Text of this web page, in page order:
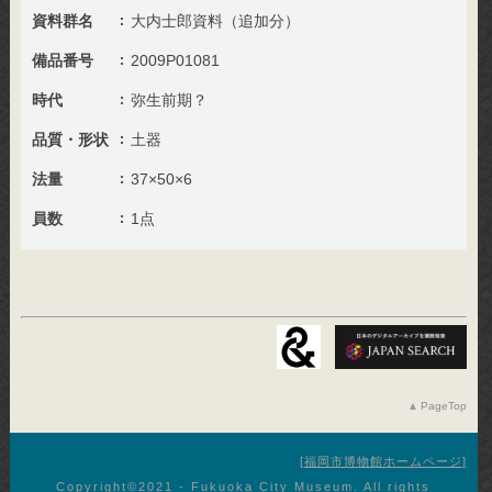
資料群名 大内士郎資料（追加分）
備品番号 2009P01081
時代 弥生前期？
品質・形状 土器
法量 37×50×6
員数 1点
PageTop
福岡市博物館ホームページ
Copyright©︎2021 - Fukuoka City Museum. All rights